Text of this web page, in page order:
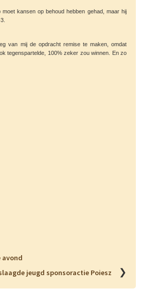
kansen op behoud hebben gehad, maar hij
van mij de opdracht remise te maken, omdat
tegenspartelde, 100% zeker zou winnen. En zo
avond
jeugd sponsoractie Poiesz
❯